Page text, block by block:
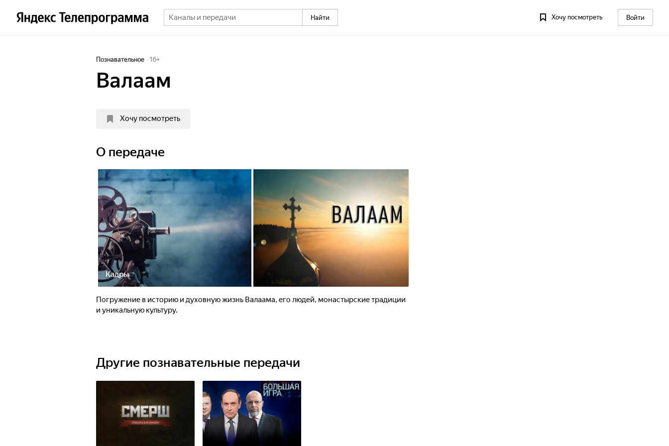
Найти Хочу посмотреть Войти
Познавательное 16+
Валаам
Хочу посмотреть
О передаче
Кадры
Погружение в историю и духовную жизнь Валаама, его людей, монастырские традиции
и уникальную культуру.
Другие познавательные передачи